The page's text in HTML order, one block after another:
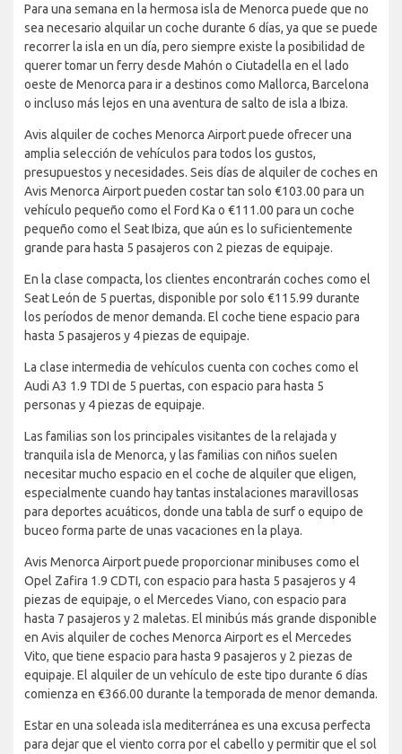
Para una semana en la hermosa isla de Menorca puede que no
sea necesario alquilar un coche durante 6 días, ya que se puede
recorrer la isla en un día, pero siempre existe la posibilidad de
querer tomar un ferry desde Mahón o Ciutadella en el lado
oeste de Menorca para ir a destinos como Mallorca, Barcelona
o incluso más lejos en una aventura de salto de isla a Ibiza.
Avis alquiler de coches Menorca Airport puede ofrecer una
amplia selección de vehículos para todos los gustos,
presupuestos y necesidades. Seis días de alquiler de coches en
Avis Menorca Airport pueden costar tan solo €103.00 para un
vehículo pequeño como el Ford Ka o €111.00 para un coche
pequeño como el Seat Ibiza, que aún es lo suficientemente
grande para hasta 5 pasajeros con 2 piezas de equipaje.
En la clase compacta, los clientes encontrarán coches como el
Seat León de 5 puertas, disponible por solo €115.99 durante
los períodos de menor demanda. El coche tiene espacio para
hasta 5 pasajeros y 4 piezas de equipaje.
La clase intermedia de vehículos cuenta con coches como el
Audi A3 1.9 TDI de 5 puertas, con espacio para hasta 5
personas y 4 piezas de equipaje.
Las familias son los principales visitantes de la relajada y
tranquila isla de Menorca, y las familias con niños suelen
necesitar mucho espacio en el coche de alquiler que eligen,
especialmente cuando hay tantas instalaciones maravillosas
para deportes acuáticos, donde una tabla de surf o equipo de
buceo forma parte de unas vacaciones en la playa.
Avis Menorca Airport puede proporcionar minibuses como el
Opel Zafira 1.9 CDTI, con espacio para hasta 5 pasajeros y 4
piezas de equipaje, o el Mercedes Viano, con espacio para
hasta 7 pasajeros y 2 maletas. El minibús más grande disponible
en Avis alquiler de coches Menorca Airport es el Mercedes
Vito, que tiene espacio para hasta 9 pasajeros y 2 piezas de
equipaje. El alquiler de un vehículo de este tipo durante 6 días
comienza en €366.00 durante la temporada de menor demanda.
Estar en una soleada isla mediterránea es una excusa perfecta
para dejar que el viento corra por el cabello y permitir que el sol